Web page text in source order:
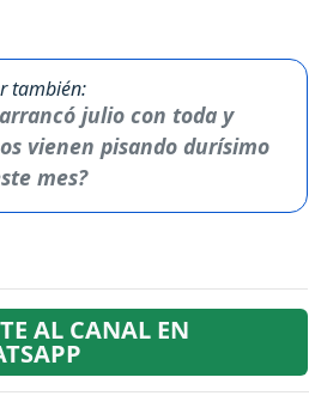
también:
julio con toda y
vienen pisando durísimo
mes?
AL CANAL EN